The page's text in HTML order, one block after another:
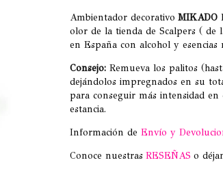
Ambientador decorativo MIKADO
olor de la tienda de Scalpers ( de
en España con alcohol y esencias
Consejo:Remueva los palitos
dejándolos impregnados en su
para conseguir más intensidad
estancia.
Información de Envío y
Conoce nuestras RESEÑAS o